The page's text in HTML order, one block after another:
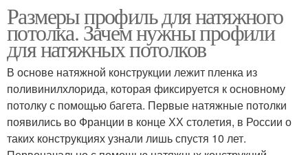
Размеры профиль для натяжного
потолка. Зачем нужны профили
для натяжных потолков
В основе натяжной конструкции лежит пленка из
поливинилхлорида, которая фиксируется к основному
потолку с помощью багета. Первые натяжные потолки
появились во Франции в конце ХХ столетия, в России о
таких конструкциях узнали лишь спустя 10 лет.